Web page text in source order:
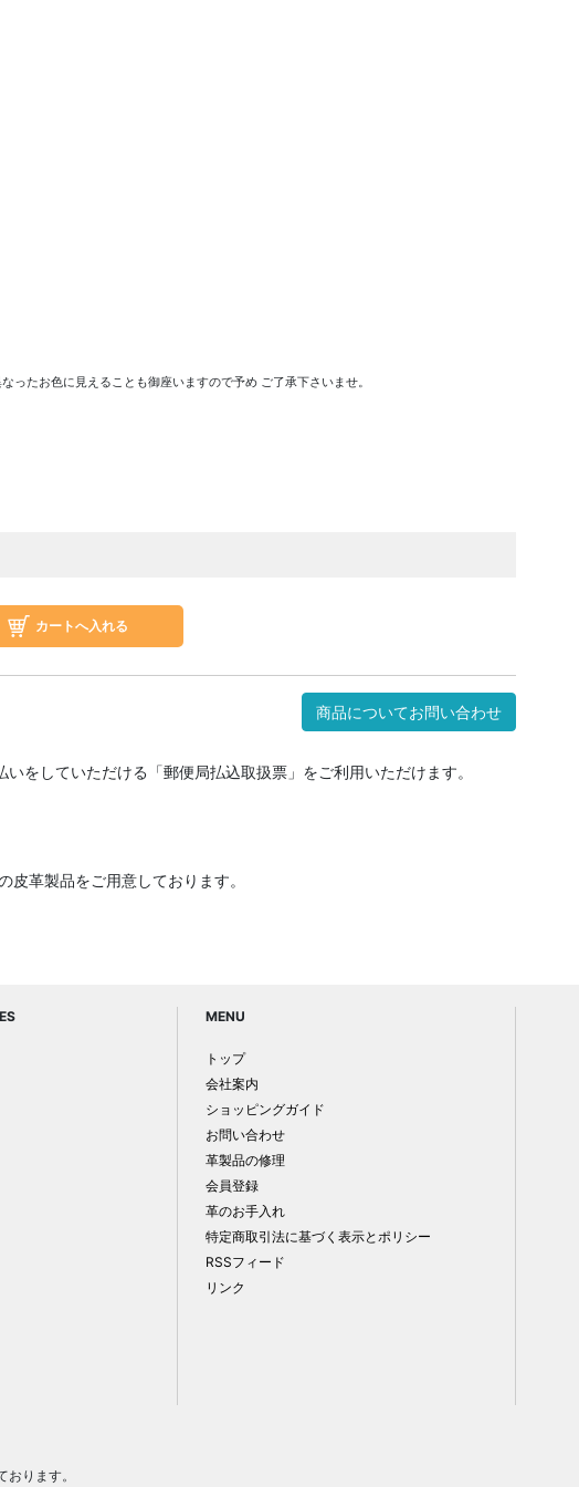
たお色に見えることも御座いますので予め ご了承下さいませ。
商品についてお問い合わせ
をしていただける「郵便局払込取扱票」をご利用いただけます。
革製品をご用意しております。
MENU
トップ
会社案内
ショッピングガイド
お問い合わせ
革製品の修理
会員登録
革のお手入れ
特定商取引法に基づく表示とポリシー
RSSフィード
リンク
ります。